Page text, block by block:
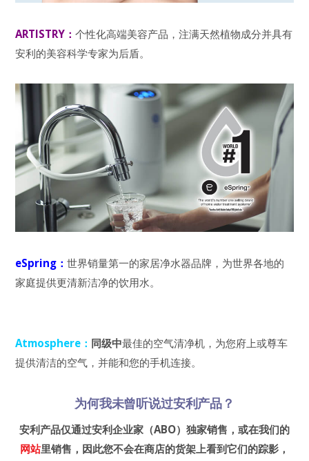
ARTISTRY：个性化高端美容产品，注满天然植物成分并具有
安利的美容科学专家为后盾。
eSpring：世界销量第一的家居净水器品牌，为世界各地的
家庭提供更清新洁净的饮用水。
Atmosphere： 同级中最佳的空气清净机，为您府上或尊车
提供清洁的空气，并能和您的手机连接。
为何我未曾听说过安利产品？
安利产品仅通过安利企业家（ABO）独家销售，或在我们的
网站里销售，因此您不会在商店的货架上看到它们的踪影，